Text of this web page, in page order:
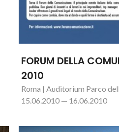
FORUM DELLA
2010
Roma | Auditorium Parco
15.06.2010 — 16.06.2010